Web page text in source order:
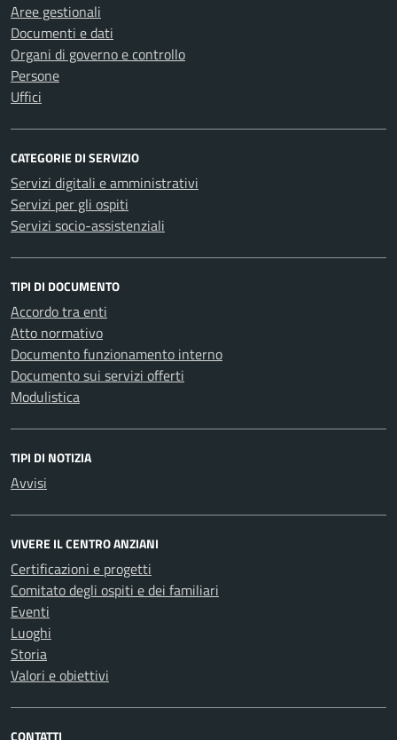
Aree gestionali
Documenti e dati
Organi di governo e controllo
Persone
Uffici
CATEGORIE DI SERVIZIO
Servizi digitali e amministrativi
Servizi per gli ospiti
Servizi socio-assistenziali
TIPI DI DOCUMENTO
Accordo tra enti
Atto normativo
Documento funzionamento interno
Documento sui servizi offerti
Modulistica
TIPI DI NOTIZIA
Avvisi
VIVERE IL CENTRO ANZIANI
Certificazioni e progetti
Comitato degli ospiti e dei familiari
Eventi
Luoghi
Storia
Valori e obiettivi
CONTATTI